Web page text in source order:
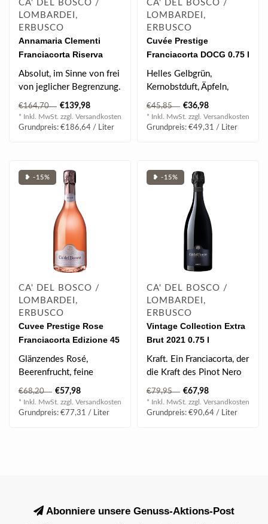
CA' DEL BOSCO /
LOMBARDEI,
ERBUSCO
Annamaria Clementi
Franciacorta Riserva
2016 0.75 l
Absolut, im Sinne von frei
von jeglicher Begrenzung.
Ein Wert, der sich
entwicke..
€164,70 €139,98
* Inkl. MwSt. zzgl. Versandkosten
Grundpreis: €186,64 / Liter
CA' DEL BOSCO /
LOMBARDEI,
ERBUSCO
Cuvée Prestige
Franciacorta DOCG 0.75 l
Helles Gelbgrün,
Kernobstduft, Äpfeln,
feines Mousseux, frischer
Säurebogen,..
€45,85 €36,98
* Inkl. MwSt. zzgl. Versandkosten
Grundpreis: €49,31 / Liter
❥ -15%
CA' DEL BOSCO /
LOMBARDEI,
ERBUSCO
Cuvee Prestige Rose
Franciacorta Edizione 45
DOCG 0.75 l 12.50% vol
Glänzendes Rosé,
Beerenfrucht, feine
Hefenoten, Himbeeren &
Erdbeeren, feines ..
€68,20 €57,98
* Inkl. MwSt. zzgl. Versandkosten
Grundpreis: €77,31 / Liter
❥ -15%
CA' DEL BOSCO /
LOMBARDEI,
ERBUSCO
Vintage Collection Extra
Brut 2021 0.75 l
Kraft. Ein Franciacorta, der
die Kraft des Pinot Nero
und die Eleganz des
Chardo..
€79,95 €67,98
* Inkl. MwSt. zzgl. Versandkosten
Grundpreis: €90,64 / Liter
Abonniere unsere Genuss-Aktions-Post